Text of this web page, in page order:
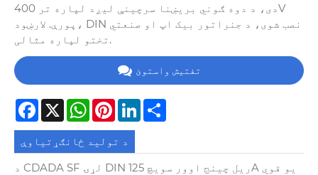
دی، د دوه ګوني بریښنا سرچینې لیږد لپاره تر 400V
پورې. لارښود، DIN نصب شوی، د جنراتور بیک اپ او صنعتي
تختو لپاره مثالی.
تفتیش واستوئ
Facebook
X WhatsApp
PinterestLinkedIn
د تولید ځانګړتیاوې
د CDADA SF لړۍ DIN ریل چینج اوور سویچ 125A یو قوي